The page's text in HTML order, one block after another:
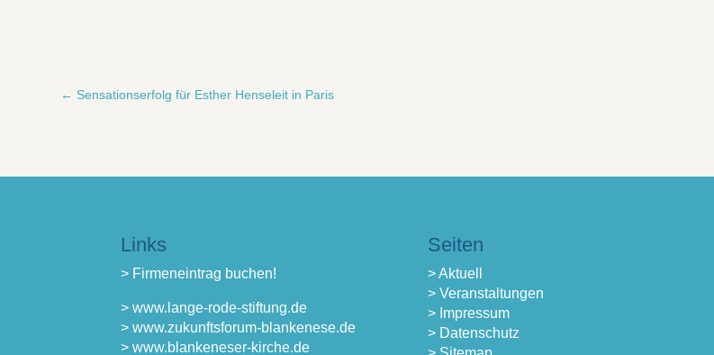
← Sensationserfolg für Esther Henseleit in Paris
Links
> Firmeneintrag buchen!
> www.lange-rode-stiftung.de
> www.zukunftsforum-blankenese.de
> www.blankeneser-kirche.de
Seiten
> Aktuell
> Veranstaltungen
> Impressum
> Datenschutz